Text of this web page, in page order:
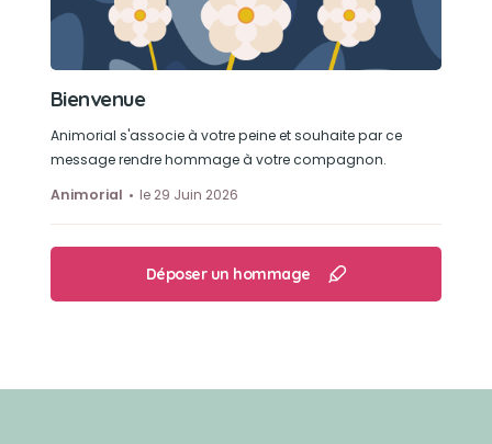
Bienvenue
Animorial s'associe à votre peine et souhaite par ce
message rendre hommage à votre compagnon.
Animorial
le 29 Juin 2026
Déposer un hommage